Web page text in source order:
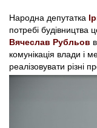
Народна депутатка
потребі будівництва
Вячеслав Рубльов
комунікація влади і
реалізовувати різні